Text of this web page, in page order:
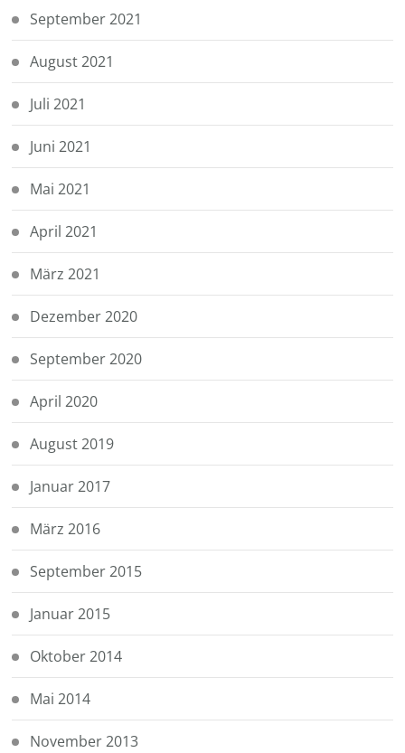
September 2021
August 2021
Juli 2021
Juni 2021
Mai 2021
April 2021
März 2021
Dezember 2020
September 2020
April 2020
August 2019
Januar 2017
März 2016
September 2015
Januar 2015
Oktober 2014
Mai 2014
November 2013